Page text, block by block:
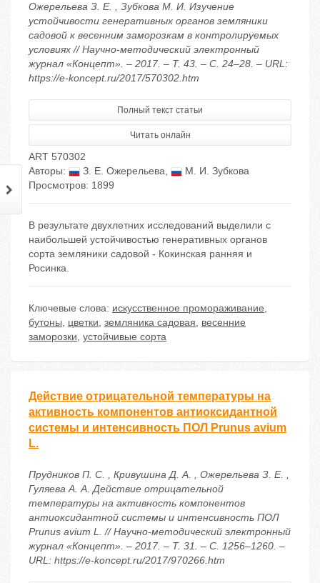
Ожерельева З. Е. , Зубкова М. И. Изучение
устойчивости генеративных органов земляники
садовой к весенним заморозкам в контролируемых
условиях // Научно-методический электронный
журнал «Концепт». – 2017. – Т. 43. – С. 24–28. – URL:
https://e-koncept.ru/2017/570302.htm
Полный текст статьи
Читать онлайн
ART 570302
Авторы:
З. Е. Ожерельева,
М. И. Зубкова
Просмотров: 1899
В результате двухлетних исследований выделили с
наибольшей устойчивостью генеративных органов
сорта земляники садовой - Кокинская ранняя и
Росинка.
Ключевые слова: искусственное промораживание,
бутоны, цветки, земляника садовая, весенние
заморозки, устойчивые сорта
Действие отрицательной температуры на
активность компонентов антиоксидантной
системы и интенсивность ПОЛ Prunus avium
L.
Прудников П. С. , Кривушина Д. А. , Ожерельева З. Е. ,
Гуляева А. А. Действие отрицательной
температуры на активность компонентов
антиоксидантной системы и интенсивность ПОЛ
Prunus avium L. // Научно-методический электронный
журнал «Концепт». – 2017. – Т. 31. – С. 1256–1260. –
URL: https://e-koncept.ru/2017/970266.htm